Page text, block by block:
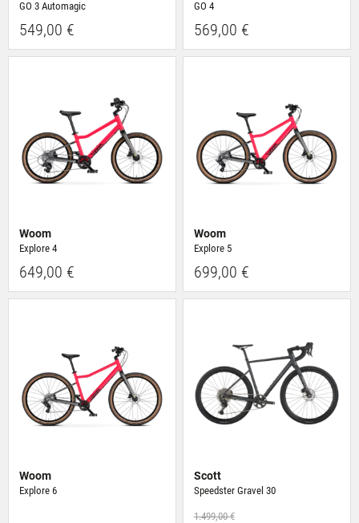
GO 3 Automagic
549,00 €
GO 4
569,00 €
Woom
Explore 4
649,00 €
Woom
Explore 5
699,00 €
Woom
Explore 6
Scott
Speedster Gravel 30
1.499,00 €